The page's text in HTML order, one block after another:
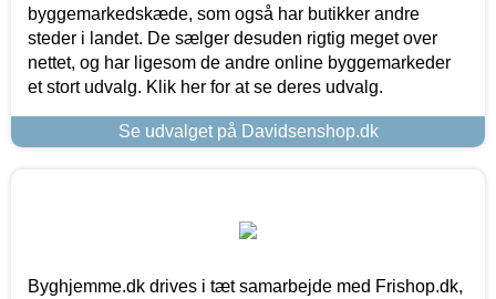
byggemarkedskæde, som også har butikker andre
steder i landet. De sælger desuden rigtig meget over
nettet, og har ligesom de andre online byggemarkeder
et stort udvalg. Klik her for at se deres udvalg.
Se udvalget på Davidsenshop.dk
Byghjemme.dk drives i tæt samarbejde med Frishop.dk,